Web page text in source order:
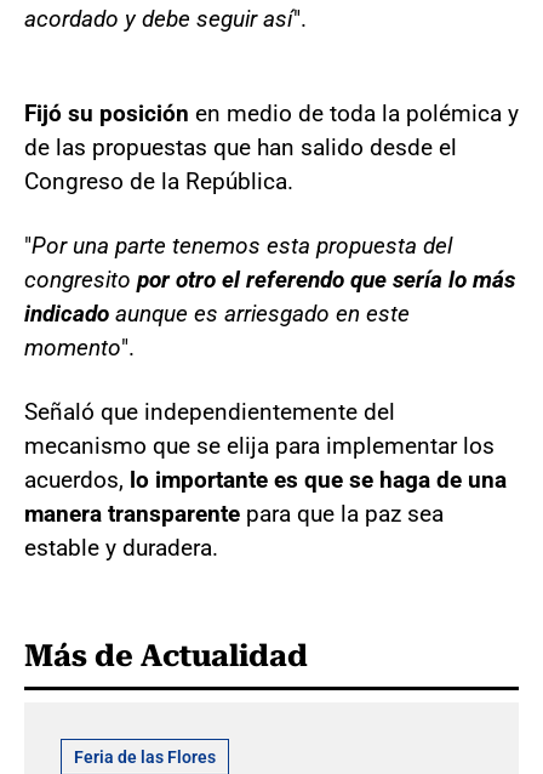
acordado y debe seguir así".
Fijó su posición en medio de toda la polémica y
de las propuestas que han salido desde el
Congreso de la República.
"Por una parte tenemos esta propuesta del
congresito por otro el referendo que sería lo más
indicado aunque es arriesgado en este
momento".
Señaló que independientemente del
mecanismo que se elija para implementar los
acuerdos, lo importante es que se haga de una
manera transparente para que la paz sea
estable y duradera.
Más de Actualidad
Feria de las Flores